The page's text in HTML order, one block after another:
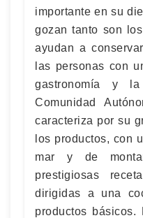
importante en su
gozan tanto son
ayudan a
las personas con
gastronomía y
Comunidad
caracteriza por su
los productos, con
mar y de
prestigiosas
dirigidas a una
productos